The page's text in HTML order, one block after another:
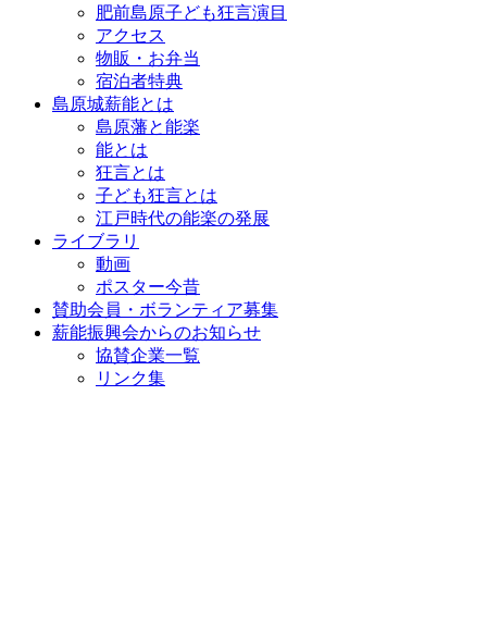
肥前島原子ども狂言演目
アクセス
物販・お弁当
宿泊者特典
島原城薪能とは
島原藩と能楽
能とは
狂言とは
子ども狂言とは
江戸時代の能楽の発展
ライブラリ
動画
ポスター今昔
賛助会員・ボランティア募集
薪能振興会からのお知らせ
協賛企業一覧
リンク集